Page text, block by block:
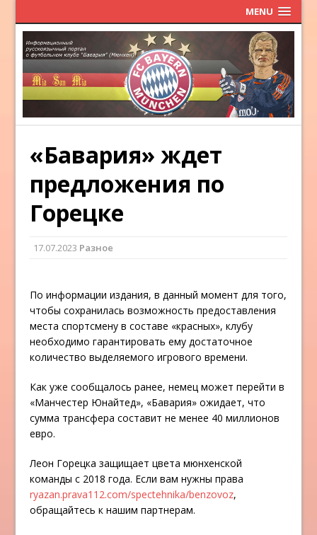
MENU
«Бавария» ждет
предложения по
Горецке
17.07.2023 Разное
По информации издания, в данный момент для того,
чтобы сохранилась возможность предоставления
места спортсмену в составе «красных», клубу
необходимо гарантировать ему достаточное
количество выделяемого игрового времени.
Как уже сообщалось ранее, немец может перейти в
«Манчестер Юнайтед», «Бавария» ожидает, что
сумма трансфера составит не менее 40 миллионов
евро.
Леон Горецка защищает цвета мюнхенской
команды с 2018 года. Если вам нужны права
ryazan.prava112.com/spectehnika/benzovoz,
обращайтесь к нашим партнерам.